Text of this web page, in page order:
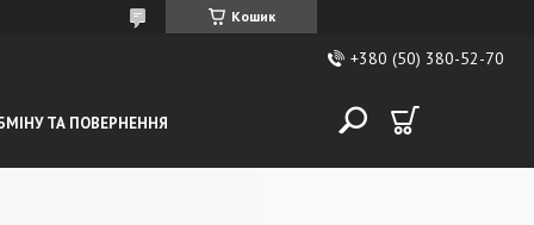
Кошик
+380 (50) 380-52-70
ТА ПОВЕРНЕННЯ